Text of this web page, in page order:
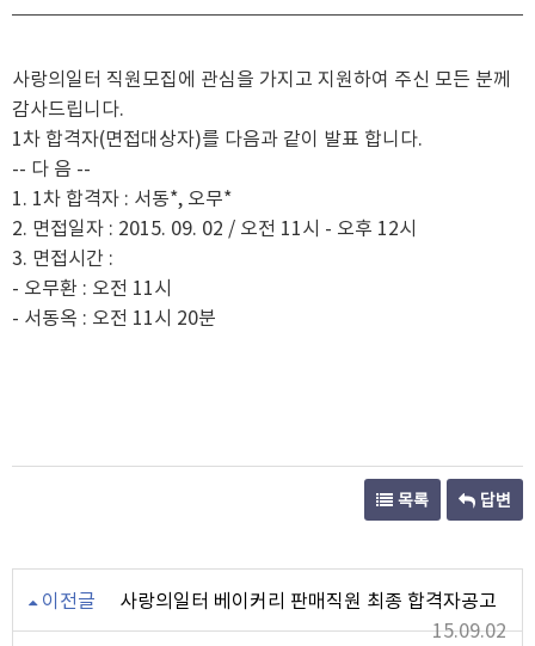
사랑의일터 직원모집에 관심을 가지고 지원하여 주신 모든 분께
감사드립니다.
1차 합격자(면접대상자)를 다음과 같이 발표 합니다.
-- 다 음 --
1. 1차 합격자 : 서동*, 오무*
2. 면접일자 : 2015. 09. 02 / 오전 11시 - 오후 12시
3. 면접시간 :
- 오무환 : 오전 11시
- 서동옥 : 오전 11시 20분
목록 답변
이전글
사랑의일터 베이커리 판매직원 최종 합격자공고
15.09.02